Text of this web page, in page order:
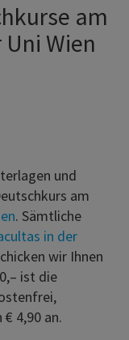
am
Wien
und
am
. Sämtliche
in der
wir Ihnen
ist die
4,90 an.